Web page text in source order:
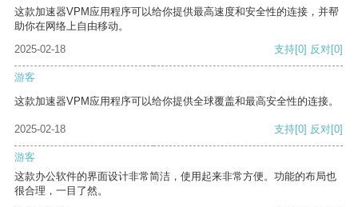
这款加速器VPM应用程序可以给你提供最高速度和安全性的连接，并帮
助你在网络上自由移动。
2025-02-18
支持[0] 反对[0]
游客
这款加速器VPM应用程序可以给你提供全球覆盖和最高安全性的连接。
2025-02-18 支持[0] 反对[0]
游客
这款办公软件的界面设计非常简洁，使用起来非常方便。功能的布局也
很合理，一目了然。